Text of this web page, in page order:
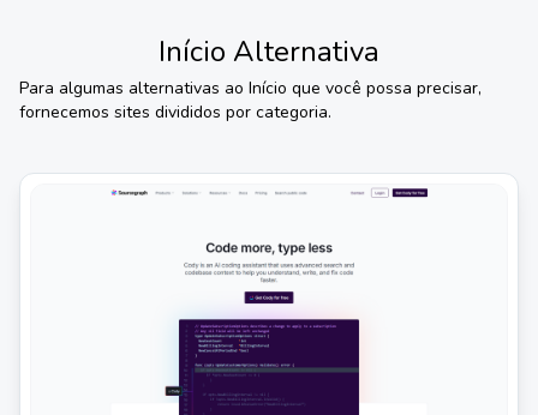
Início Alternativa
Para algumas alternativas ao Início que você possa precisar,
fornecemos sites divididos por categoria.